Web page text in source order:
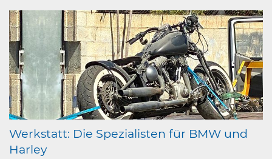
Werkstatt: Die Spezialisten für BMW und
Harley